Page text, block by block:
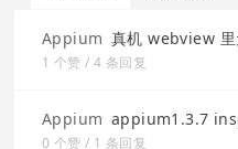
Appium 真机 webview
1 个赞 / 4 条回复
Appium appium1.3.7
0 个赞 / 1 条回复